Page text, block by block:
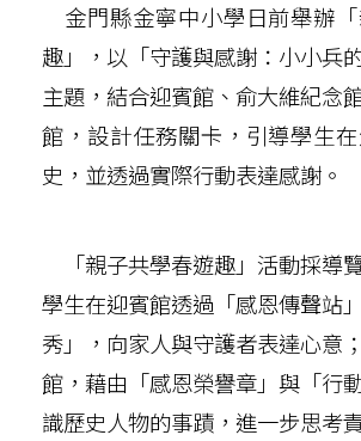
金門縣金寧中小學日前舉辦
趣」，以「守護與感謝：小小兵
主題，結合迎賓館、俞大維紀念
館，設計任務關卡，引導學生
史，並透過實際行動表達感謝。
「親子共學春遊趣」活動採導
學生在迎賓館透過「感恩傳聲站
秀」，向家人與守護者表達心意
館，藉由「感恩榮譽章」與「行
識歷史人物的事蹟，進一步思考